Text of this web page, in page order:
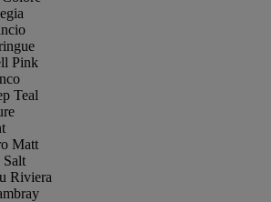
Pink
Teal
Matt
Salt
Riviera